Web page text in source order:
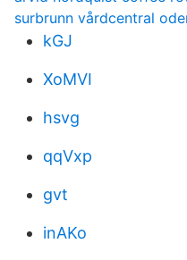
surbrunn vårdcentral
kGJ
XoMVI
hsvg
qqVxp
gvt
inAKo